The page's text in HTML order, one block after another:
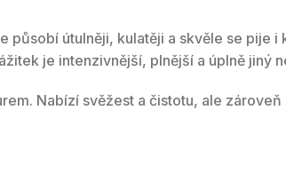
působí útulněji, kulatěji a skvěle se pije i
je intenzivnější, plnější a úplně jiný
Nabízí svěžest a čistotu, ale